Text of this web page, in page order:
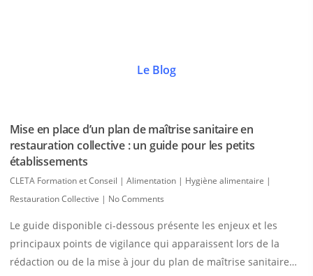
Le Blog
Mise en place d’un plan de maîtrise sanitaire en
restauration collective : un guide pour les petits
établissements
CLETA Formation et Conseil | Alimentation | Hygiène alimentaire |
Restauration Collective | No Comments
Le guide disponible ci-dessous présente les enjeux et les
principaux points de vigilance qui apparaissent lors de la
rédaction ou de la mise à jour du plan de maîtrise sanitaire…